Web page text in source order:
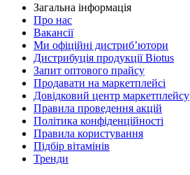
Загальна інформація
Про нас
Вакансії
Ми офіційні дистриб’ютори
Дистрибуція продукції Biotus
Запит оптового прайсу
Продавати на маркетплейсі
Довідковий центр маркетплейсу
Правила проведення акцій
Політика конфіденційності
Правила користування
Підбір вітамінів
Тренди